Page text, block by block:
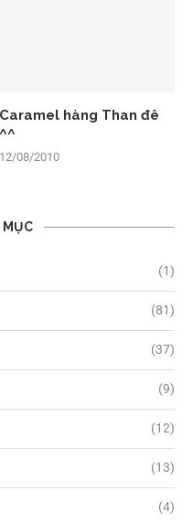
Caramel hàng Than đê
^^
12/08/2010
MỤC
(1)
(81)
(37)
(9)
(12)
(13)
(4)